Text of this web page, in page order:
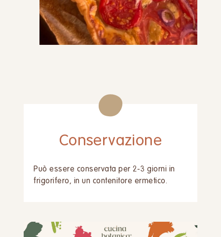
Conservazione
Può essere conservata per 2-3 giorni in
frigorifero, in un contenitore ermetico.